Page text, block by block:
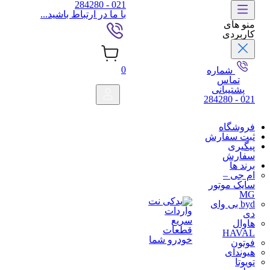
های
شماره
تماس
پشتیبانی
سفارش
ها
جی –
موتور
byd بی وای
284280
با ما در ارتباط باشید...